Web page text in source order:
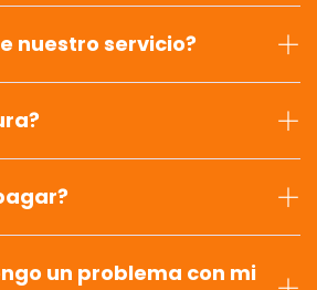
nuestro servicio?
un problema con mi